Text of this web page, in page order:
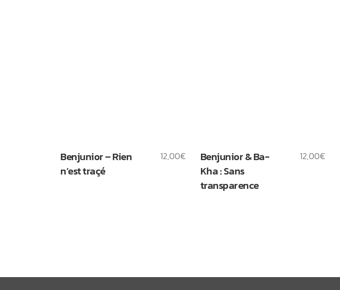
Benjunior – Rien
n’est traçé
12,00€
Benjunior & Ba-
Kha : Sans
transparence
12,00€